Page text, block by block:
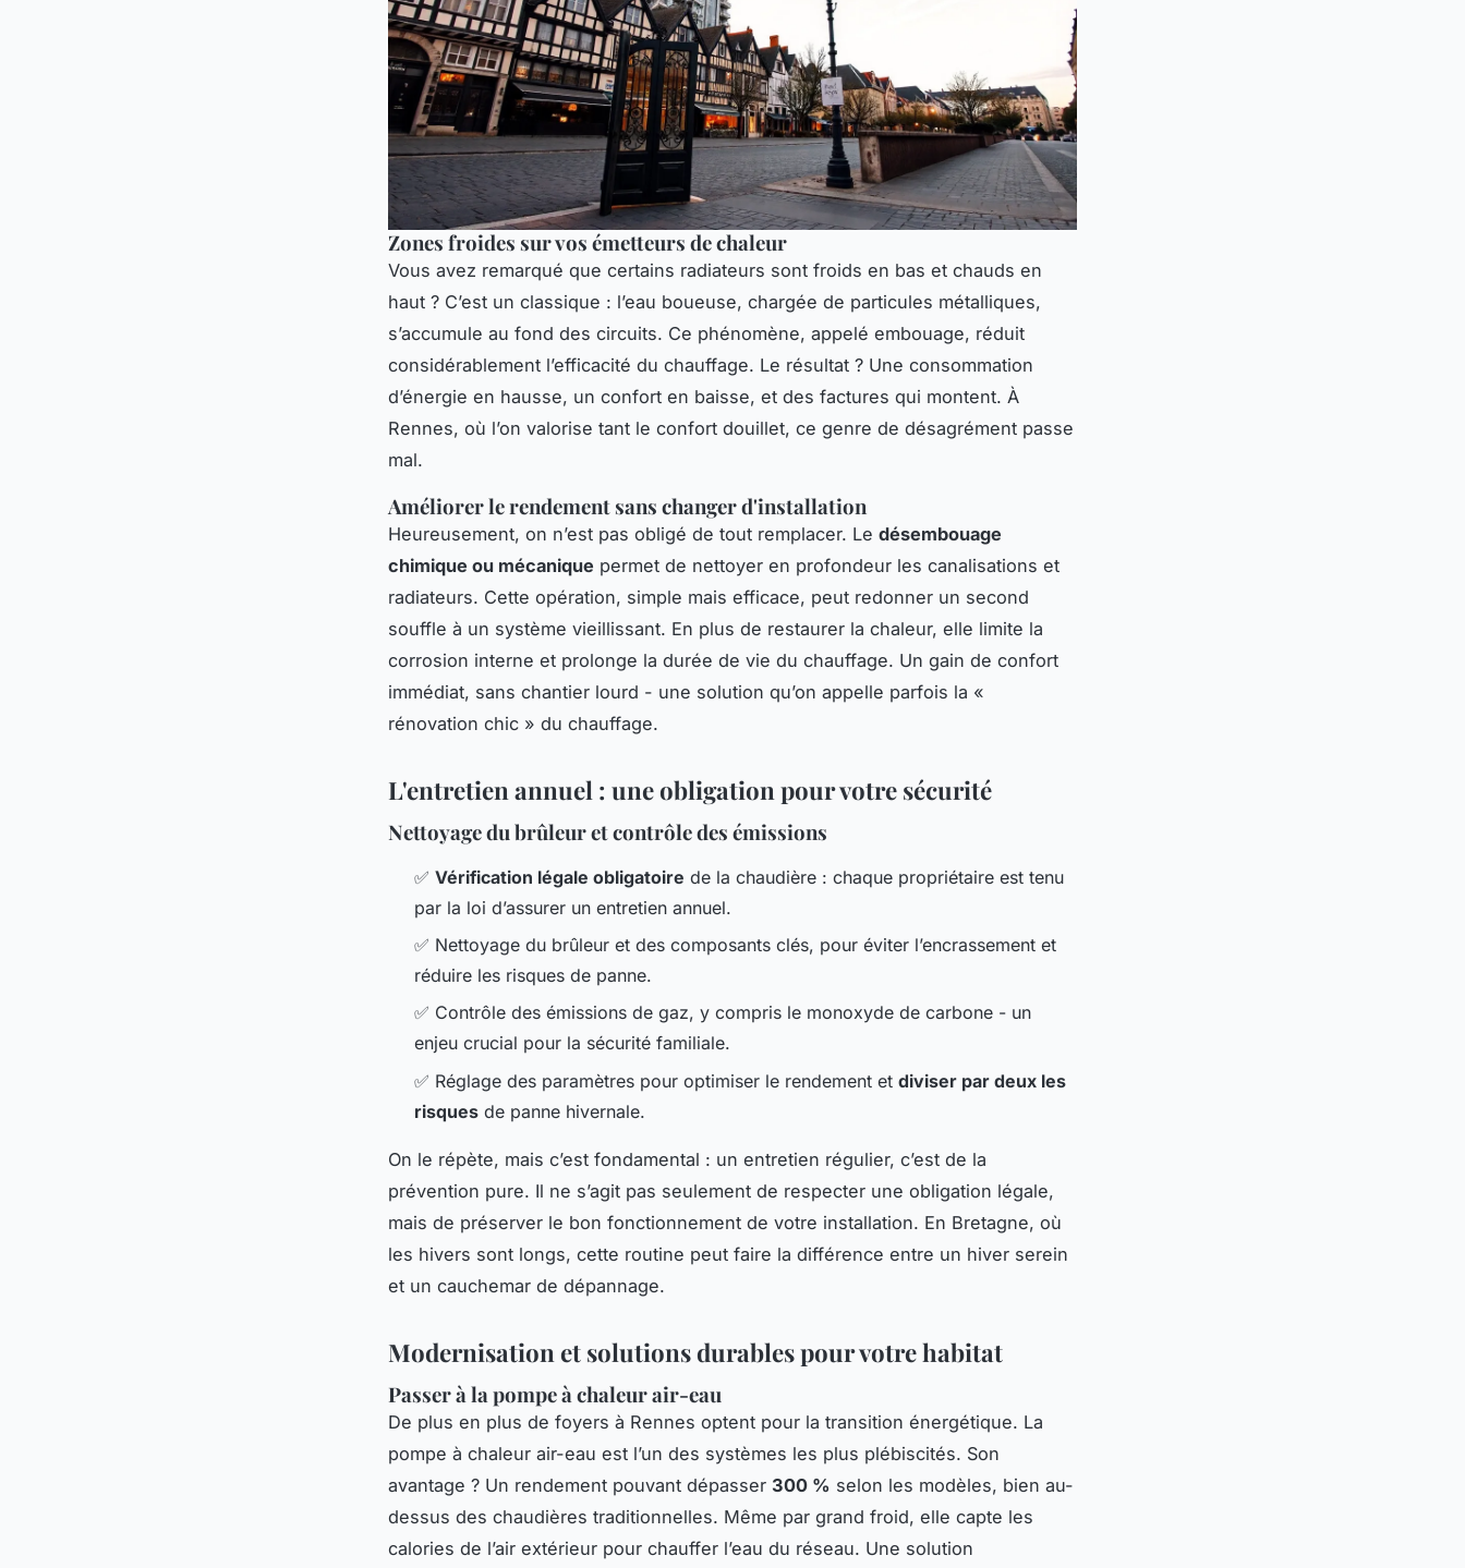
Zones froides sur vos émetteurs de chaleur
Vous avez remarqué que certains radiateurs sont froids en bas et chauds en
haut ? C’est un classique : l’eau boueuse, chargée de particules métalliques,
s’accumule au fond des circuits. Ce phénomène, appelé embouage, réduit
considérablement l’efficacité du chauffage. Le résultat ? Une consommation
d’énergie en hausse, un confort en baisse, et des factures qui montent. À
Rennes, où l’on valorise tant le confort douillet, ce genre de désagrément passe
mal.
Améliorer le rendement sans changer d'installation
Heureusement, on n’est pas obligé de tout remplacer. Le désembouage
chimique ou mécanique permet de nettoyer en profondeur les canalisations et
radiateurs. Cette opération, simple mais efficace, peut redonner un second
souffle à un système vieillissant. En plus de restaurer la chaleur, elle limite la
corrosion interne et prolonge la durée de vie du chauffage. Un gain de confort
immédiat, sans chantier lourd - une solution qu’on appelle parfois la «
rénovation chic » du chauffage.
L'entretien annuel : une obligation pour votre sécurité
Nettoyage du brûleur et contrôle des émissions
✅ Vérification légale obligatoire de la chaudière : chaque propriétaire est tenu
par la loi d’assurer un entretien annuel.
✅ Nettoyage du brûleur et des composants clés, pour éviter l’encrassement et
réduire les risques de panne.
✅ Contrôle des émissions de gaz, y compris le monoxyde de carbone - un
enjeu crucial pour la sécurité familiale.
✅ Réglage des paramètres pour optimiser le rendement et diviser par deux les
risques de panne hivernale.
On le répète, mais c’est fondamental : un entretien régulier, c’est de la
prévention pure. Il ne s’agit pas seulement de respecter une obligation légale,
mais de préserver le bon fonctionnement de votre installation. En Bretagne, où
les hivers sont longs, cette routine peut faire la différence entre un hiver serein
et un cauchemar de dépannage.
Modernisation et solutions durables pour votre habitat
Passer à la pompe à chaleur air-eau
De plus en plus de foyers à Rennes optent pour la transition énergétique. La
pompe à chaleur air-eau est l’un des systèmes les plus plébiscités. Son
avantage ? Un rendement pouvant dépasser 300 % selon les modèles, bien au-
dessus des chaudières traditionnelles. Même par grand froid, elle capte les
calories de l’air extérieur pour chauffer l’eau du réseau. Une solution